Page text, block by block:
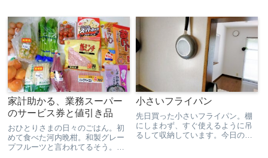
家計助かる、業務スーパー
のサービス券と値引き品
おひとりさまの日々のごはん。初
めて食べた河内晩柑。和製グレー
プフルーツと言われてるそう。業
小さいフライパン
先日買った小さいフライパン。棚
にしまわず、すぐ使えるように吊
るして収納しています。今日の朝